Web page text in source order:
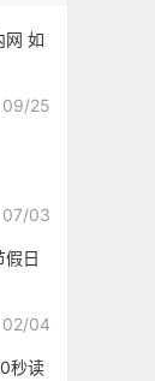
网 如
09/25
07/03
假日
02/04
秒读